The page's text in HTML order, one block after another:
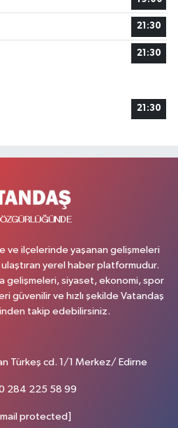
21:30
21:30
21:30
ve ilçelerinde yaşanan gelişmeleri
ulaştıran yerel haber platformudur.
gelişmeleri, siyaset, ekonomi, spor
güvenilir ve hızlı şekilde Vatandaş
takip edebilirsiniz.
Türkeş cd. 1/1 Merkez/ Edirne
284 225 58 99
protected]